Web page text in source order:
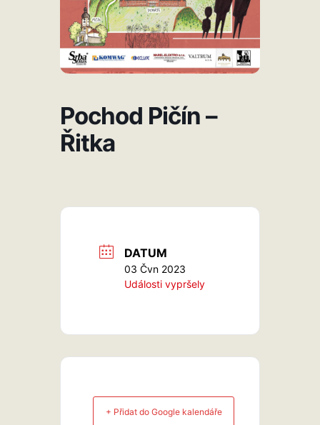
Pochod Pičín –
Řitka
DATUM
03 Čvn 2023
Události vypršely
+ Přidat do Google kalendáře